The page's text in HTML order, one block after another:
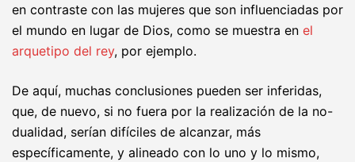
en contraste con las mujeres que son influenciadas por
el mundo en lugar de Dios, como se muestra en el
arquetipo del rey, por ejemplo.
De aquí, muchas conclusiones pueden ser inferidas,
que, de nuevo, si no fuera por la realización de la no-
dualidad, serían difíciles de alcanzar, más
específicamente, y alineado con lo uno y lo mismo,